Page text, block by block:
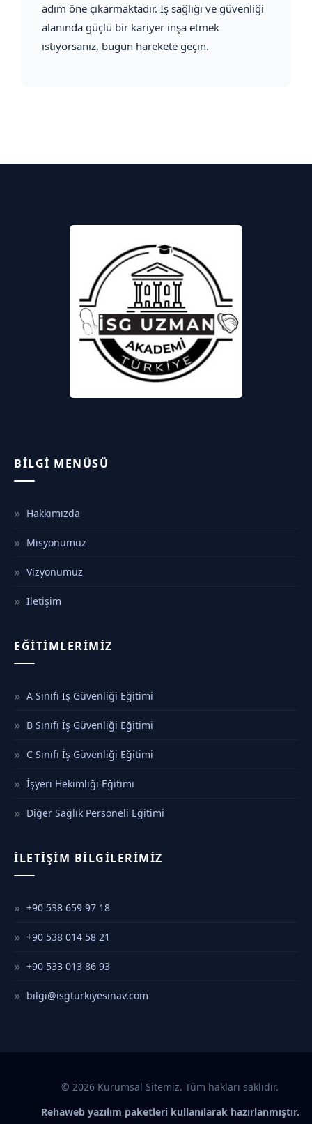
adım öne çıkarmaktadır. İş sağlığı ve güvenliği
alanında güçlü bir kariyer inşa etmek
istiyorsanız, bugün harekete geçin.
BILGI MENÜSÜ
Hakkımızda
Misyonumuz
Vizyonumuz
İletişim
EĞITIMLERIMIZ
A Sınıfı İş Güvenliği Eğitimi
B Sınıfı İş Güvenliği Eğitimi
C Sınıfı İş Güvenliği Eğitimi
İşyeri Hekimliği Eğitimi
Diğer Sağlık Personeli Eğitimi
İLETIŞIM BILGILERIMIZ
+90 538 659 97 18
+90 538 014 58 21
+90 533 013 86 93
bilgi@isgturkiyesınav.com
© 2026 Kurumsal Sitemiz. Tüm hakları saklıdır.
Rehaweb yazılım paketleri kullanılarak hazırlanmıştır.